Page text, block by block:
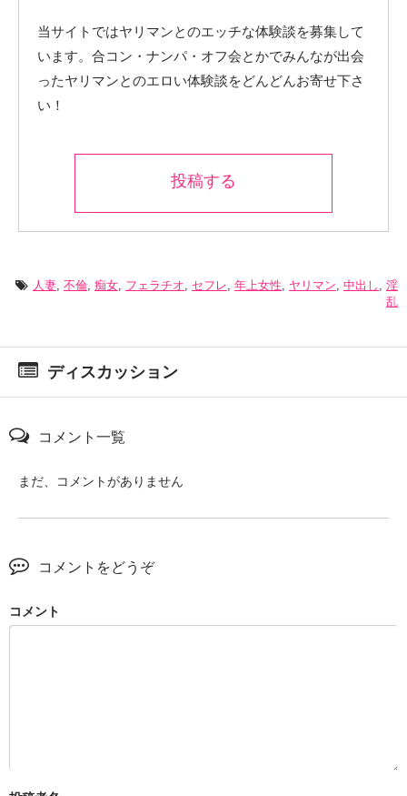
当サイトではヤリマンとのエッチな体験談を募集して
います。合コン・ナンパ・オフ会とかでみんなが出会
ったヤリマンとのエロい体験談をどんどんお寄せ下さ
い！
投稿する
人妻 不倫 痴女 フェラチオ セフレ 年上女性 ヤリマン 中出し
淫
乱
ディスカッション
コメント一覧
まだ、コメントがありません
コメントをどうぞ
コメント